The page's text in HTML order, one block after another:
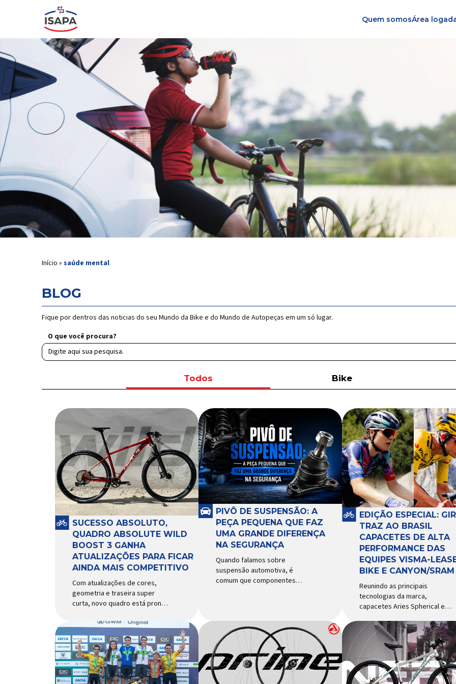
Quem somosÁrea
Início » saúde mental
BLOG
Fique por dentros das noticias do seu Mundo da Bike e do Mundo de Autopeças em um só lugar.
O que você procura?
Todos Bike
SUCESSO ABSOLUTO,
QUADRO ABSOLUTE WILD
BOOST 3 GANHA
ATUALIZAÇÕES PARA FICAR
AINDA MAIS COMPETITIVO
Com atualizações de cores,
geometria e traseira super
curta, novo quadro está pronto
modelos muito mais caros e
avançados Apresentado há
alguns anos, o quadro Wild
Boost se transformou em um
dos modelos aro 29” de maior
sucesso da Absolute. Indicado
PIVÔ DE SUSPENSÃO: A
PEÇA PEQUENA QUE FAZ
UMA GRANDE DIFERENÇA
NA SEGURANÇA
Quando falamos sobre
suspensão automotiva, é
comum que componentes
pequena que desempenha um
papel fundamental na
segurança e no
comportamento do veículo: o
pivô de suspensão.
Responsável por conectar
EDIÇÃO ESPECIAL:
TRAZ AO BRASIL
CAPACETES DE ALTA
PERFORMANCE DAS
EQUIPES VISMA-
BIKE E CANYON/SRAM
Reunindo as principais
tecnologias da marca,
capacetes Aries Spherical e
ao país com a pintura oficial
utilizada por equipes do World
Tour Patrocinadora de algumas
das principais equipes de
ciclismo do mundo, a Giro é
uma das marcas de capacetes